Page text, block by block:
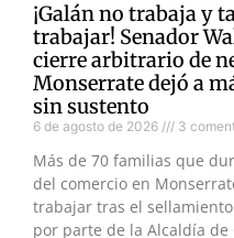
¡Galán no trabaja y
trabajar! Senador
cierre arbitrario de
Monserrate dejó a
sin sustento
6 de agosto de 2026 3
Más de 70 familias que
del comercio en
trabajar tras el
por parte de la Alcaldía de